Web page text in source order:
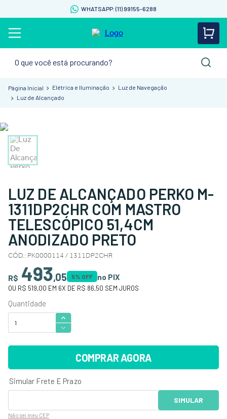
WHATSAPP: (11) 99155-6288
Elétrica e Iluminação
Luz de Navegação
Luz de Alcançado
LUZ DE ALCANÇADO PERKO M-
1311DP2CHR COM MASTRO
TELESCÓPICO 51,4CM
ANODIZADO PRETO
CÓD.: PK0000114 / 1311DP2CHR
R$ 493,05 5% OFF no PIX
OU R$ 519,00 EM 6X DE R$ 86,50 SEM JUROS
COMPRAR AGORA
Não sei meu CEP